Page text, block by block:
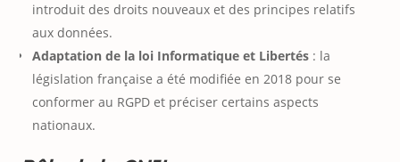
introduit des droits nouveaux et des principes relatifs
aux données.
Adaptation de la loi Informatique et Libertés : la
législation française a été modifiée en 2018 pour se
conformer au RGPD et préciser certains aspects
nationaux.